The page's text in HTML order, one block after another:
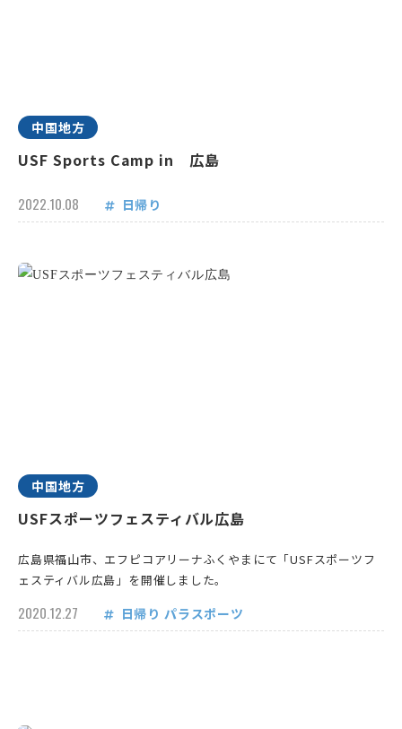
中国地方
USF Sports Camp in 広島
2022.10.08 日帰り
中国地方
USFスポーツフェスティバル広島
広島県福山市、エフピコアリーナふくやまにて「USFスポーツフ
ェスティバル広島」を開催しました。
2020.12.27 日帰り パラスポーツ